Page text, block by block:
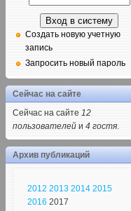
Создать новую учетную
запись
Запросить новый пароль
Сейчас на сайте
Сейчас на сайте 12
пользователей и 4 гостя.
Архив публикаций
2012 2013 2014 2015
2016 2017